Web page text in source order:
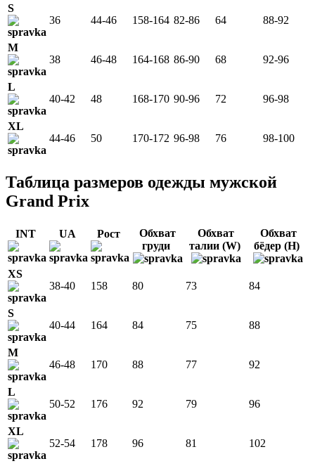
S
36
44-46 158-164 82-86 64 88-92
M
38
46-48 164-168 86-90 68 92-96
L
40-42
48 168-170 90-96 72 96-98
XL
44-46
50 170-172 96-98 76 98-100
Таблица размеров одежды мужской
Grand Prix
INT UA Рост
Обхват
груди
Обхват
талии (W)
Обхват
бёдер (H)
XS
38-40
158 80 73 84
S
40-44
164 84 75 88
M
46-48
170 88 77 92
L
50-52
176 92 79 96
XL
52-54
178 96 81 102